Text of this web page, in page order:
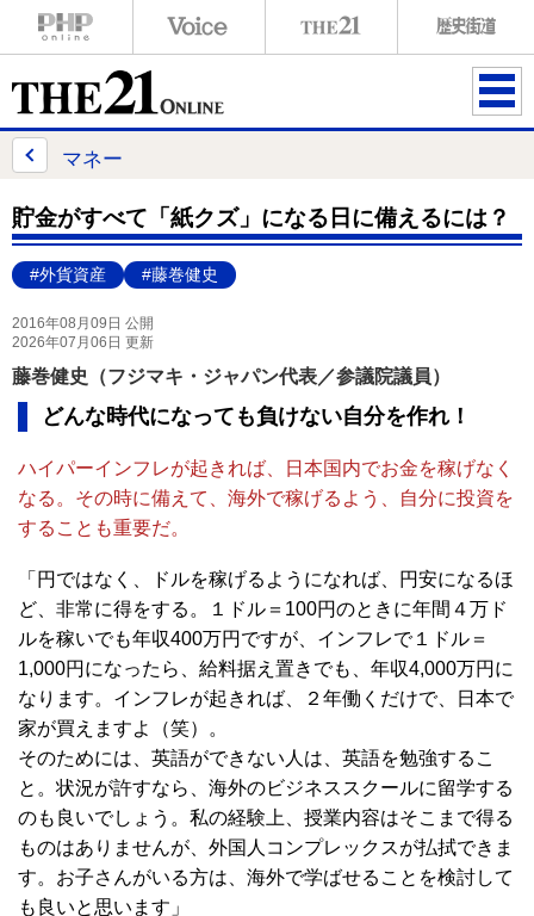
ME
マネー
貯金がすべて「紙クズ」になる日に備えるには？
#外貨資産 #藤巻健史
2016年08月09日 公開
2026年07月06日 更新
藤巻健史（フジマキ・ジャパン代表／参議院議員）
どんな時代になっても負けない自分を作れ！
ハイパーインフレが起きれば、日本国内でお金を稼げなく
なる。その時に備えて、海外で稼げるよう、自分に投資を
することも重要だ。
「円ではなく、ドルを稼げるようになれば、円安になるほ
ど、非常に得をする。１ドル＝100円のときに年間４万ド
ルを稼いでも年収400万円ですが、インフレで１ドル＝
1,000円になったら、給料据え置きでも、年収4,000万円に
なります。インフレが起きれば、２年働くだけで、日本で
家が買えますよ（笑）。
そのためには、英語ができない人は、英語を勉強するこ
と。状況が許すなら、海外のビジネススクールに留学する
のも良いでしょう。私の経験上、授業内容はそこまで得る
ものはありませんが、外国人コンプレックスが払拭できま
す。お子さんがいる方は、海外で学ばせることを検討して
も良いと思います」